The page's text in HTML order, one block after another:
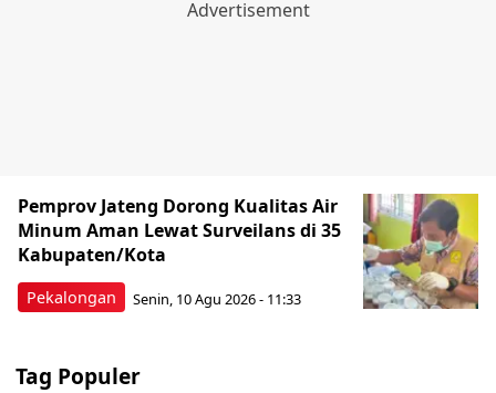
Pekalongan
Pemprov Jateng Dorong Kualitas Air
Minum Aman Lewat Surveilans di 35
Kabupaten/Kota
Senin, 10 Agu 2026 - 11:33
Tag Populer